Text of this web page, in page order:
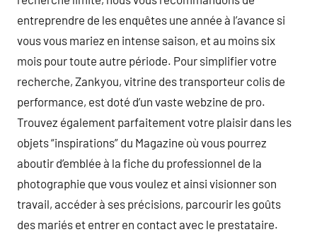
entreprendre de les enquêtes une année à l’avance si
vous vous mariez en intense saison, et au moins six
mois pour toute autre période. Pour simplifier votre
recherche, Zankyou, vitrine des transporteur colis de
performance, est doté d’un vaste webzine de pro.
Trouvez également parfaitement votre plaisir dans les
objets “inspirations” du Magazine où vous pourrez
aboutir d’emblée à la fiche du professionnel de la
photographie que vous voulez et ainsi visionner son
travail, accéder à ses précisions, parcourir les goûts
des mariés et entrer en contact avec le prestataire.